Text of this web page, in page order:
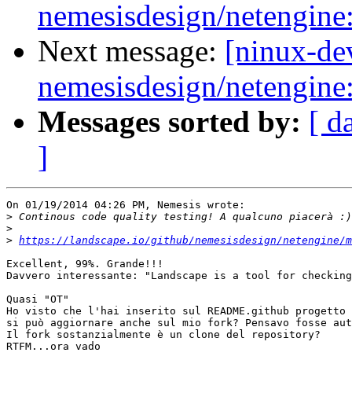
nemesisdesign/
Next message: [ninux-
nemesisdesign/
Messages sorted by: [
]
On 01/19/2014 04:26 PM, Nemesis wrote:
>
>
> https://landscape.io/github/nemesisdesign/netengine/
Excellent, 99%. Grande!!!
Davvero interessante: "Landscape is a tool for
Quasi "OT"
Ho visto che l'hai inserito sul README.github progetto
si può aggiornare anche sul mio fork? Pensavo fosse
Il fork sostanzialmente è un clone del repository?
RTFM...ora vado